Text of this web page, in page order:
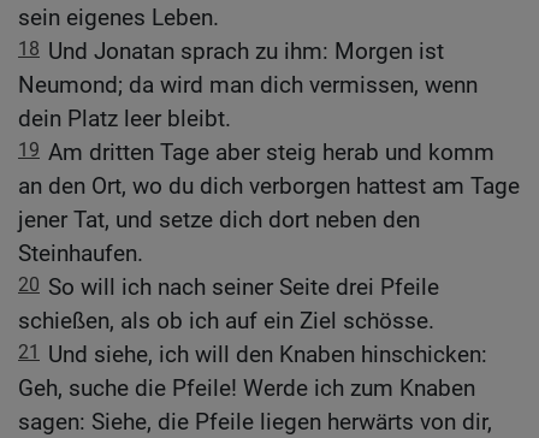
sein eigenes Leben.
18 Und Jonatan sprach zu ihm: Morgen ist
Neumond; da wird man dich vermissen, wenn
dein Platz leer bleibt.
19 Am dritten Tage aber steig herab und komm
an den Ort, wo du dich verborgen hattest am Tage
jener Tat, und setze dich dort neben den
Steinhaufen.
20 So will ich nach seiner Seite drei Pfeile
schießen, als ob ich auf ein Ziel schösse.
21
Und siehe, ich will den Knaben hinschicken:
Geh, suche die Pfeile! Werde ich zum Knaben
sagen: Siehe, die Pfeile liegen herwärts von dir,